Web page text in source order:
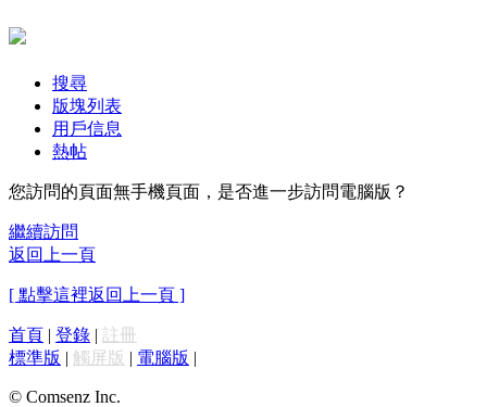
搜尋
版塊列表
用戶信息
熱帖
您訪問的頁面無手機頁面，是否進一步訪問電腦版？
繼續訪問
返回上一頁
[ 點擊這裡返回上一頁 ]
首頁 | 登錄 | 註冊
標準版 | 觸屏版 | 電腦版 |
© Comsenz Inc.